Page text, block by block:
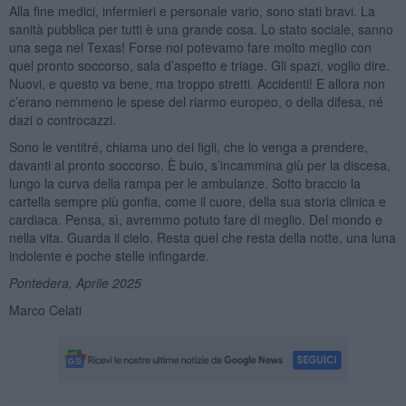
Alla fine medici, infermieri e personale vario, sono stati bravi. La
sanità pubblica per tutti è una grande cosa. Lo stato sociale, sanno
una sega nel Texas! Forse noi potevamo fare molto meglio con
quel pronto soccorso, sala d’aspetto e triage. Gli spazi, voglio dire.
Nuovi, e questo va bene, ma troppo stretti. Accidenti! E allora non
c’erano nemmeno le spese del riarmo europeo, o della difesa, né
dazi o controcazzi.
Sono le ventitré, chiama uno dei figli, che lo venga a prendere,
davanti al pronto soccorso. È buio, s’incammina giù per la discesa,
lungo la curva della rampa per le ambulanze. Sotto braccio la
cartella sempre più gonfia, come il cuore, della sua storia clinica e
cardiaca. Pensa, sì, avremmo potuto fare di meglio. Del mondo e
nella vita. Guarda il cielo. Resta quel che resta della notte, una luna
indolente e poche stelle infingarde.
Pontedera, Aprile 2025
Marco Celati